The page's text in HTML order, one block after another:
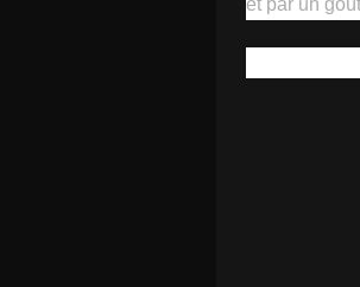
et par un